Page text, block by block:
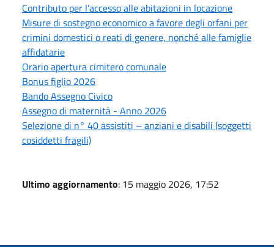
Contributo per l’accesso alle abitazioni in locazione
Misure di sostegno economico a favore degli orfani per
crimini domestici o reati di genere, nonché alle famiglie
affidatarie
Orario apertura cimitero comunale
Bonus figlio 2026
Bando Assegno Civico
Assegno di maternità - Anno 2026
Selezione di n° 40 assistiti – anziani e disabili (soggetti
cosiddetti fragili)
Ultimo aggiornamento: 15 maggio 2026, 17:52